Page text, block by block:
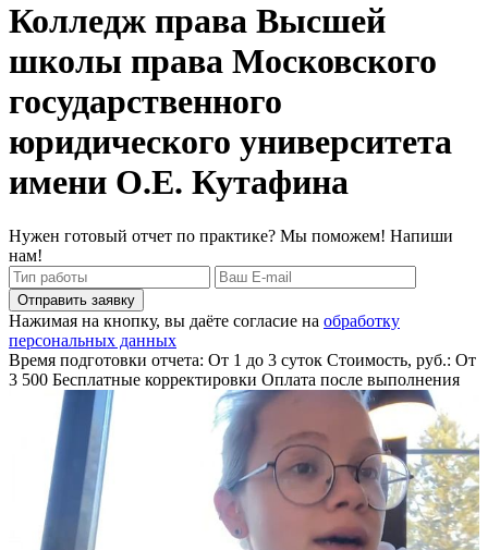
Колледж права Высшей
школы права Московского
государственного
юридического университета
имени О.Е. Кутафина
Нужен готовый отчет по практике? Мы поможем! Напиши
нам!
Отправить заявку
Нажимая на кнопку, вы даёте согласие на обработку
персональных данных
Время подготовки отчета: От 1 до 3 суток Стоимость, руб.: От
3 500 Бесплатные корректировки Оплата после выполнения